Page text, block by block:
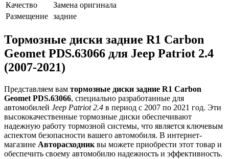
Качество
Замена оригинала
Размещение задние
Тормозные диски задние R1 Carbon
Geomet PDS.63066 для Jeep Patriot 2.4
(2007-2021)
Представляем вам тормозные диски задние R1 Carbon
Geomet PDS.63066, специально разработанные для
автомобилей Jeep Patriot 2.4 в период с 2007 по 2021 год. Эти
высококачественные тормозные диски обеспечивают
надежную работу тормозной системы, что является ключевым
аспектом безопасности вашего автомобиля. В интернет-
магазине Авторасходник вы можете приобрести этот товар и
обеспечить своему автомобилю надежность и эффективность.